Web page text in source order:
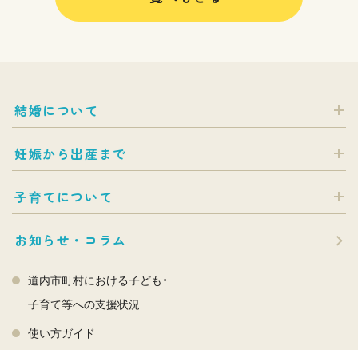
結婚について
妊娠から出産まで
子育てについて
お知らせ・コラム
道内市町村における子ども・
子育て等への支援状況
使い方ガイド